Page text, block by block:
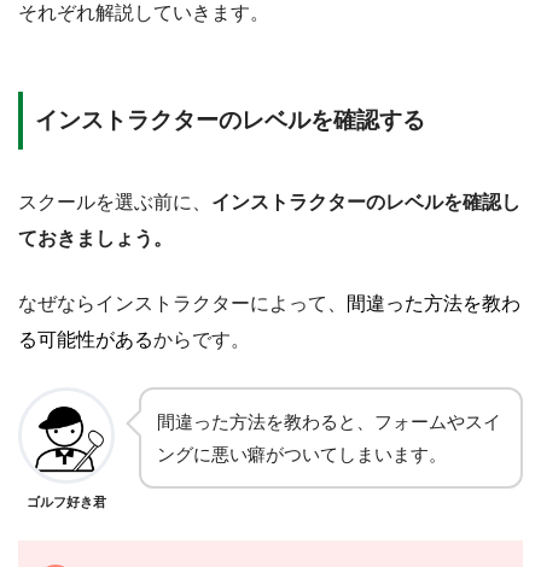
それぞれ解説していきます。
インストラクターのレベルを確認する
スクールを選ぶ前に、 インストラクターのレベルを確認し
ておきましょう。
なぜならインストラクターによって、
間違った方法を教わ
る可能性があるからです。
ゴルフ好き君
間違った方法を教わると、フォームやスイ
ングに悪い癖がついてしまいます。